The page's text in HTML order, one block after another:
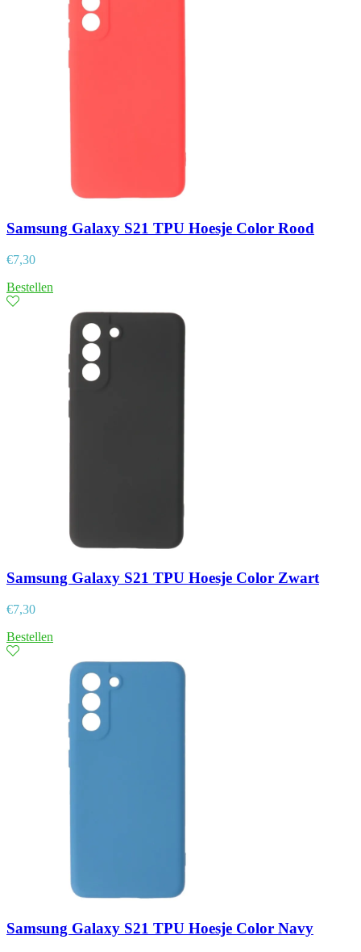
Samsung Galaxy S21 TPU Hoesje Color Rood
€7,30
Bestellen
Samsung Galaxy S21 TPU Hoesje Color Zwart
€7,30
Bestellen
Samsung Galaxy S21 TPU Hoesje Color Navy